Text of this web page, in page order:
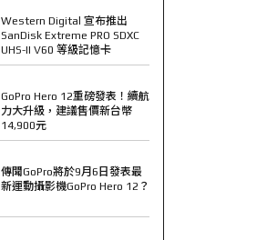
Western Digital 宣布推出
SanDisk Extreme PRO SDXC
UHS-II V60 等級記憶卡
GoPro Hero 12重磅發表！續航
力大升級，建議售價新台幣
14,900元
傳聞GoPro將於9月6日發表最
新運動攝影機GoPro Hero 12？